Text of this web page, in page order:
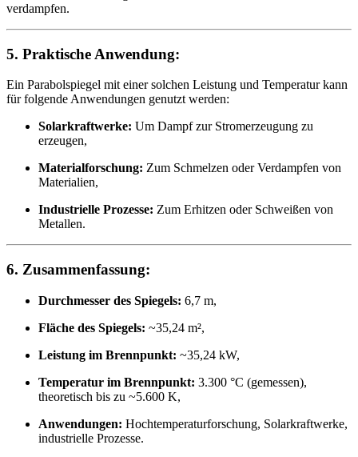
verdampfen.
5. Praktische Anwendung:
Ein Parabolspiegel mit einer solchen Leistung und Temperatur kann
für folgende Anwendungen genutzt werden:
Solarkraftwerke: Um Dampf zur Stromerzeugung zu
erzeugen,
Materialforschung: Zum Schmelzen oder Verdampfen von
Materialien,
Industrielle Prozesse: Zum Erhitzen oder Schweißen von
Metallen.
6. Zusammenfassung:
Durchmesser des Spiegels: 6,7 m,
Fläche des Spiegels: ~35,24 m²,
Leistung im Brennpunkt: ~35,24 kW,
Temperatur im Brennpunkt: 3.300 °C (gemessen),
theoretisch bis zu ~5.600 K,
Anwendungen: Hochtemperaturforschung, Solarkraftwerke,
industrielle Prozesse.